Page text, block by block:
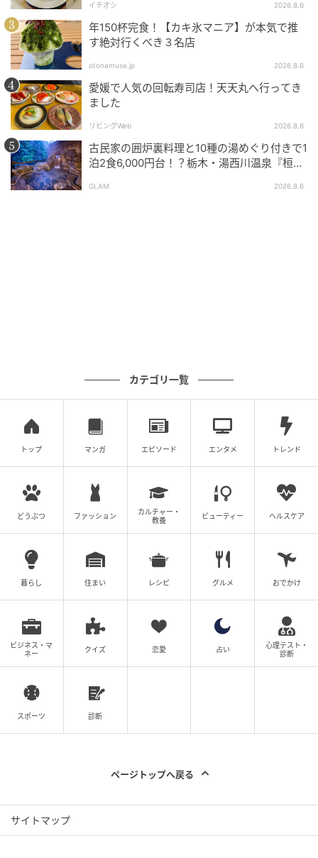
予約期間：2026年5月5日まで 宿泊期間：2026年4月
24日～5月6日 対象客室：モデレートダブル、ハリウッ
ドツイン、モデレートツイン、デラックスツイン 料
金：ハリウッドツイン2名1室 1名様 1万8,500円～
（フォルサ）
元記事で読む
次の記事
イチオシ 2026.8.6
年150杯完食！【カキ氷マニア】が本気で推
す絶対行くべき３名店
otonamuse.jp 2026.8.6
愛媛で人気の回転寿司店！天天丸へ行ってき
ました
リビングWeb 2026.8.6
古民家の囲炉裏料理と10種の湯めぐり付きで1
泊2食6,000円台！？栃木・湯西川温泉『桓武
GLAM 2026.8.6
カテゴリ一覧
トップ マンガ エピソード エンタメ トレンド
どうぶつ ファッション
カルチャー・
教養
ビューティー ヘルスケア
暮らし 住まい レシピ グルメ おでかけ
ビジネス・マ
ネー
クイズ 恋愛 占い
心理テスト・
診断
スポーツ 診断
ページトップへ戻る
サイトマップ